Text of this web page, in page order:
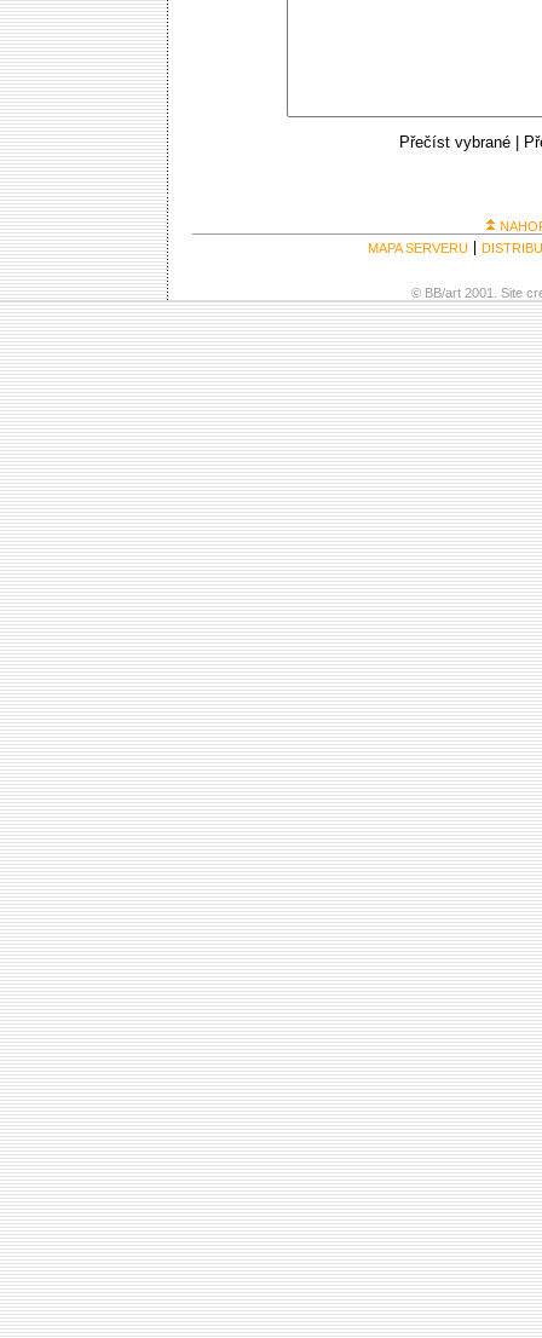
Přečíst vybrané|
MAPA SERVERU
© BB/art 2001. Site